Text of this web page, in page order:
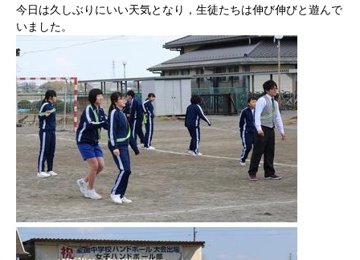
今日は久しぶりにいい天気となり，生徒たちは伸び伸びと遊んで
いました。